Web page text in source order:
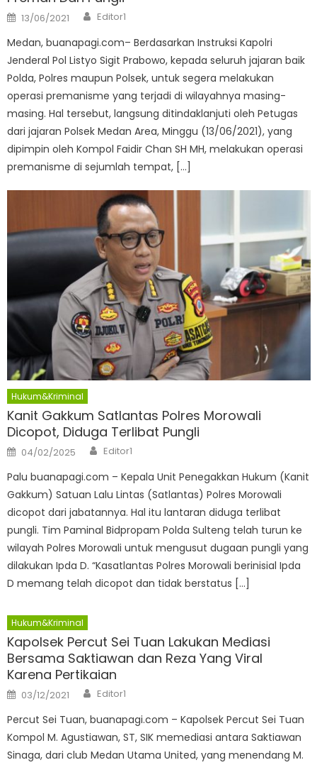
Posted
on
13/06/2021 Author
Editor1
Medan, buanapagi.com– Berdasarkan Instruksi Kapolri
Jenderal Pol Listyo Sigit Prabowo, kepada seluruh jajaran baik
Polda, Polres maupun Polsek, untuk segera melakukan
operasi premanisme yang terjadi di wilayahnya masing-
masing. Hal tersebut, langsung ditindaklanjuti oleh Petugas
dari jajaran Polsek Medan Area, Minggu (13/06/2021), yang
dipimpin oleh Kompol Faidir Chan SH MH, melakukan operasi
premanisme di sejumlah tempat, […]
Hukum&Kriminal
Kanit Gakkum Satlantas Polres Morowali
Dicopot, Diduga Terlibat Pungli
Posted
on
04/02/2025 Author
Editor1
Palu buanapagi.com – Kepala Unit Penegakkan Hukum (Kanit
Gakkum) Satuan Lalu Lintas (Satlantas) Polres Morowali
dicopot dari jabatannya. Hal itu lantaran diduga terlibat
pungli. Tim Paminal Bidpropam Polda Sulteng telah turun ke
wilayah Polres Morowali untuk mengusut dugaan pungli yang
dilakukan Ipda D. “Kasatlantas Polres Morowali berinisial Ipda
D memang telah dicopot dan tidak berstatus […]
Hukum&Kriminal
Kapolsek Percut Sei Tuan Lakukan Mediasi
Bersama Saktiawan dan Reza Yang Viral
Karena Pertikaian
Posted
on
03/12/2021 Author
Editor1
Percut Sei Tuan, buanapagi.com – Kapolsek Percut Sei Tuan
Kompol M. Agustiawan, ST, SIK memediasi antara Saktiawan
Sinaga, dari club Medan Utama United, yang menendang M.